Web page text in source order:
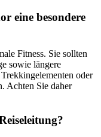
eine besondere
Fitness. Sie sollten
sowie längere
oder
Achten Sie daher